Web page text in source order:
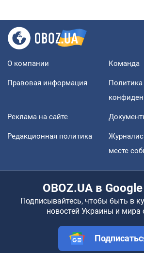
О компании Команда
Правовая информация
Политика
Реклама на сайте
Редакционная политика
месте
OBOZ.UA в
Подписывайтесь, чтобы быть в
новостей Украины и мира